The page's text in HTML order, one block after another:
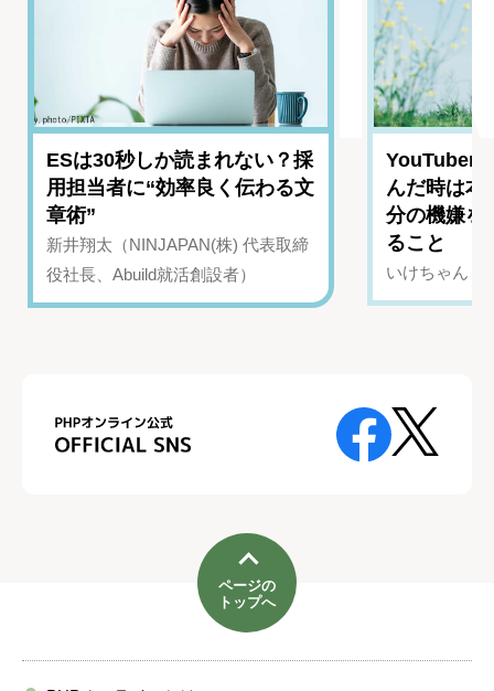
ESは30秒しか読まれない？採
用担当者に“効率良く伝わる文
章術”
新井翔太（NINJAPAN(株) 代表取締
役社長、Abuild就活創設者）
YouTuber
んだ時は
分の機嫌を
ること
いけちゃん（
ページの
トップへ